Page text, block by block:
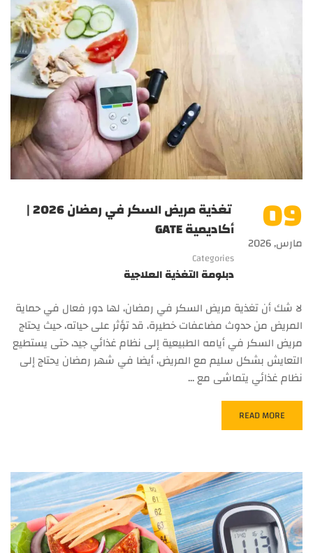
09
مارس, 2026
تغذية مريض السكر في رمضان 2026 |
أكاديمية GATE
Categories
دبلومة التغذية العلاجية
لا شك أن تغذية مريض السكر في رمضان، لها دور فعال في حماية
المريض من حدوث مضاعفات خطيرة، قد تؤثر على حياته، حيث يحتاج
مريض السكر في أيامه الطبيعية إلى نظام غذائي جيد، حتى يستطيع
التعايش بشكل سليم مع المريض، أيضا في شهر رمضان يحتاج إلى
نظام غذائي يتماشى مع …
READ MORE